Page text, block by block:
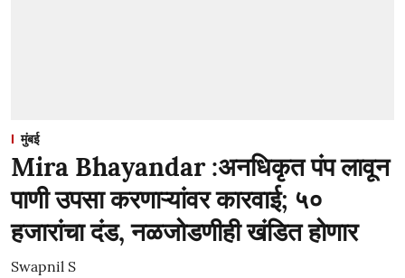
मुंबई
Mira Bhayandar :अनधिकृत पंप लावून
पाणी उपसा करणाऱ्यांवर कारवाई; ५०
हजारांचा दंड, नळजोडणीही खंडित होणार
Swapnil S